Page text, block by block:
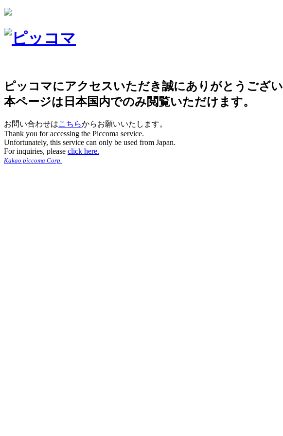
ピッコマにアクセスいただき誠にありがとうござい
本ページは日本国内でのみ閲覧いただけます。
お問い合わせはこちらからお願いいたします。
Thank you for accessing the Piccoma service.
Unfortunately, this service can only be used from Japan.
For inquiries, please click here.
Kakao piccoma Corp.